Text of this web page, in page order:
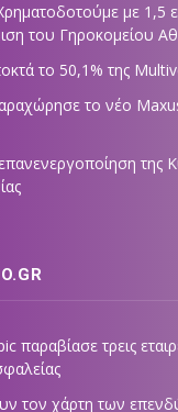
με 1,5
του Γηροκομείου
το 50,1% της
το νέο
της
παραβίασε τρεις
τον χάρτη των